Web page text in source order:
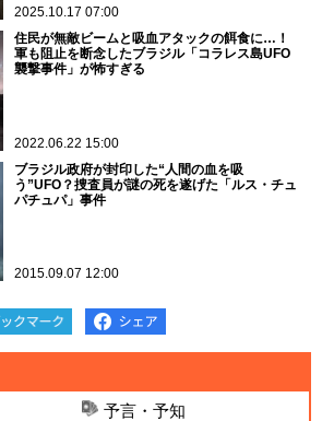
2025.10.17 07:00
住民が無敵ビームと吸血アタックの餌食に…！
軍も阻止を断念したブラジル「コラレス島UFO
襲撃事件」が怖すぎる
2022.06.22 15:00
ブラジル政府が封印した“人間の血を吸
う”UFO？捜査員が謎の死を遂げた「ルス・チュ
パチュパ」事件
2015.09.07 12:00
予言・予知